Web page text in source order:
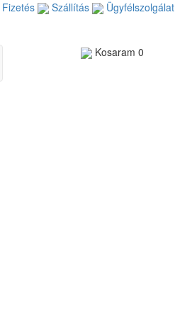
Szállítás Ügyfélszolgálat
Kosaram0